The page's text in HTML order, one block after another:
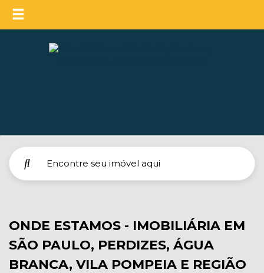
ONDE ESTAMOS - IMOBILIÁRIA EM
SÃO PAULO, PERDIZES, ÁGUA
BRANCA, VILA POMPEIA E REGIÃO